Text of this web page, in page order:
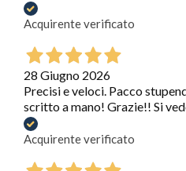
Acquirente verificato
28 Giugno 2026
Precisi e veloci. Pacco
scritto a mano! Grazie!! Si
Acquirente verificato